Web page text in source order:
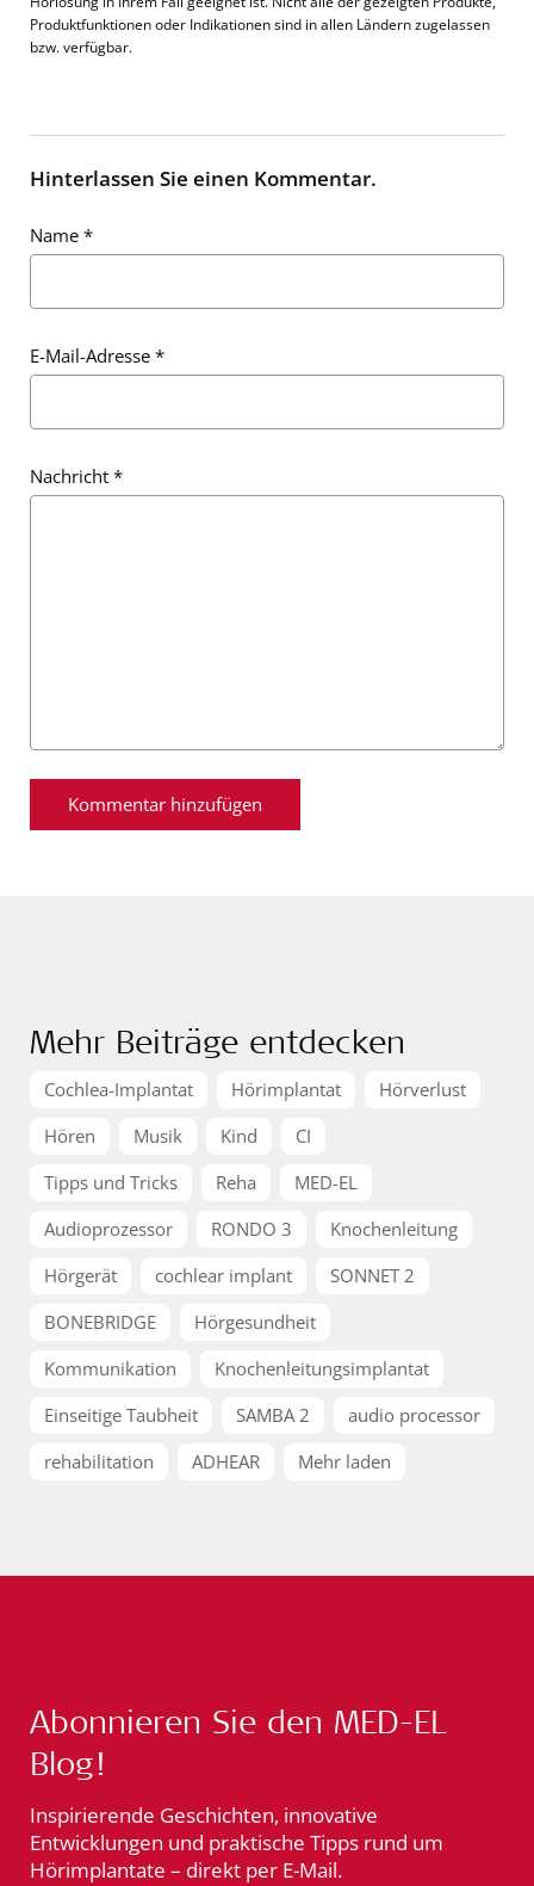
Produktfunktionen oder Indikationen sind in allen Ländern zugelassen
bzw. verfügbar.
Hinterlassen Sie einen Kommentar.
Name *
E-Mail-Adresse *
Nachricht *
Mehr Beiträge entdecken
Cochlea-Implantat Hörimplantat
Hörverlust
Hören
Musik Kind
CI
Tipps und Tricks
Reha
MED-EL
Audioprozessor
RONDO 3
Knochenleitung
Hörgerät
cochlear implant
SONNET 2
BONEBRIDGE
Hörgesundheit
Kommunikation
Knochenleitungsimplantat
Einseitige Taubheit
SAMBA 2
audio processor
rehabilitation
ADHEAR Mehr laden
Abonnieren Sie den MED-EL
Blog!
Inspirierende Geschichten, innovative
Entwicklungen und praktische Tipps rund um
Hörimplantate – direkt per E-Mail.